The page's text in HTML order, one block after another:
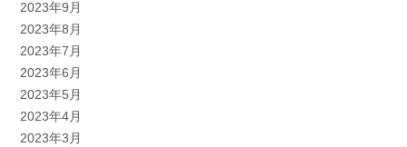
2023年9月
2023年8月
2023年7月
2023年6月
2023年5月
2023年4月
2023年3月